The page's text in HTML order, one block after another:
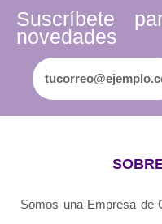
Suscríbete
novedades
Somos una Empresa de